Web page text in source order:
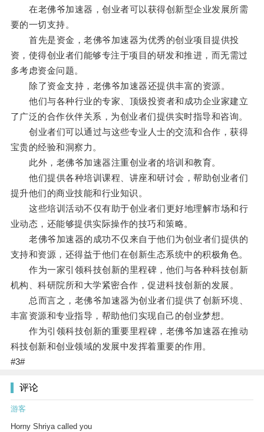
在老佛爷加速器，创业者可以获得创新型企业发展所需
要的一切支持。
首先是资金，老佛爷加速器为优秀的创业项目提供投
资，使得创业者们能够专注于项目的研发和推进，而无需过
多考虑资金问题。
除了资金支持，老佛爷加速器还提供丰富的资源。
他们与各种行业的专家、顶级投资者和成功企业家建立
了广泛的合作伙伴关系，为创业者们提供实时指导和咨询。
创业者们可以通过与这些专业人士的交流和合作，获得
宝贵的经验和洞察力。
此外，老佛爷加速器注重创业者的培训和教育。
他们提供各种培训课程、讲座和研讨会，帮助创业者们
提升他们的商业技能和行业知识。
这些培训活动不仅有助于创业者们更好地理解市场和行
业动态，还能够提供实际操作的技巧和策略。
老佛爷加速器的成功不仅来自于他们为创业者们提供的
支持和资源，还得益于他们在创新生态系统中的积极角色。
作为一家引领科技创新的里程碑，他们与各种科技创新
机构、科研院所和大学紧密合作，促进科技创新的发展。
总而言之，老佛爷加速器为创业者们提供了创新环境、
丰富资源和专业指导，帮助他们实现自己的创业梦想。
作为引领科技创新的重要里程碑，老佛爷加速器在推动
科技创新和创业领域的发展中发挥着重要的作用。
#3#
评论
游客
Horny Shriya called you